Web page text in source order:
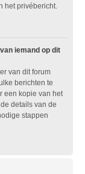
het privébericht.
iemand op dit
van dit forum
berichten te
een kopie van het
details van de
stappen